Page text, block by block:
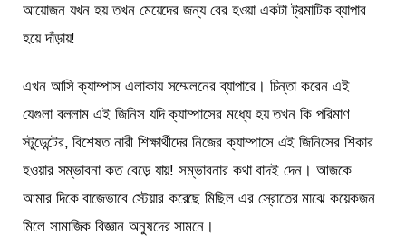
আয়োজন যখন হয় তখন মেয়েদের জন্য বের হওয়া একটা ট্রমাটিক ব্যাপার
হয়ে দাঁড়ায়!
এখন আসি ক্যাম্পাস এলাকায় সম্মেলনের ব্যাপারে। চিন্তা করেন এই
যেগুলা বললাম এই জিনিস যদি ক্যাম্পাসের মধ্যে হয় তখন কি পরিমাণ
স্টুডেন্টের, বিশেষত নারী শিক্ষার্থীদের নিজের ক্যাম্পাসে এই জিনিসের শিকার
হওয়ার সম্ভাবনা কত বেড়ে যায়! সম্ভাবনার কথা বাদই দেন। আজকে
আমার দিকে বাজেভাবে স্টেয়ার করেছে মিছিল এর স্রোতের মাঝে কয়েকজন
মিলে সামাজিক বিজ্ঞান অনুষদের সামনে।